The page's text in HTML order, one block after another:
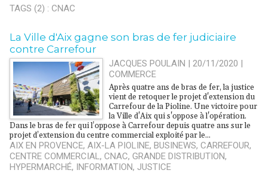
TAGS (2) : CNAC
La Ville d'Aix gagne son bras de fer judiciaire
contre Carrefour
JACQUES POULAIN | 20/11/2020 |
COMMERCE
Après quatre ans de bras de fer, la justice
vient de retoquer le projet d'extension du
Carrefour de la Pioline. Une victoire pour
la Ville d'Aix qui s'oppose à l'opération.
Dans le bras de fer qui l’oppose à Carrefour depuis quatre ans sur le
projet d’extension du centre commercial exploité par le...
AIX EN PROVENCE, AIX-LA PIOLINE, BUSINEWS, CARREFOUR,
CENTRE COMMERCIAL, CNAC, GRANDE DISTRIBUTION,
HYPERMARCHÉ, INFORMATION, JUSTICE